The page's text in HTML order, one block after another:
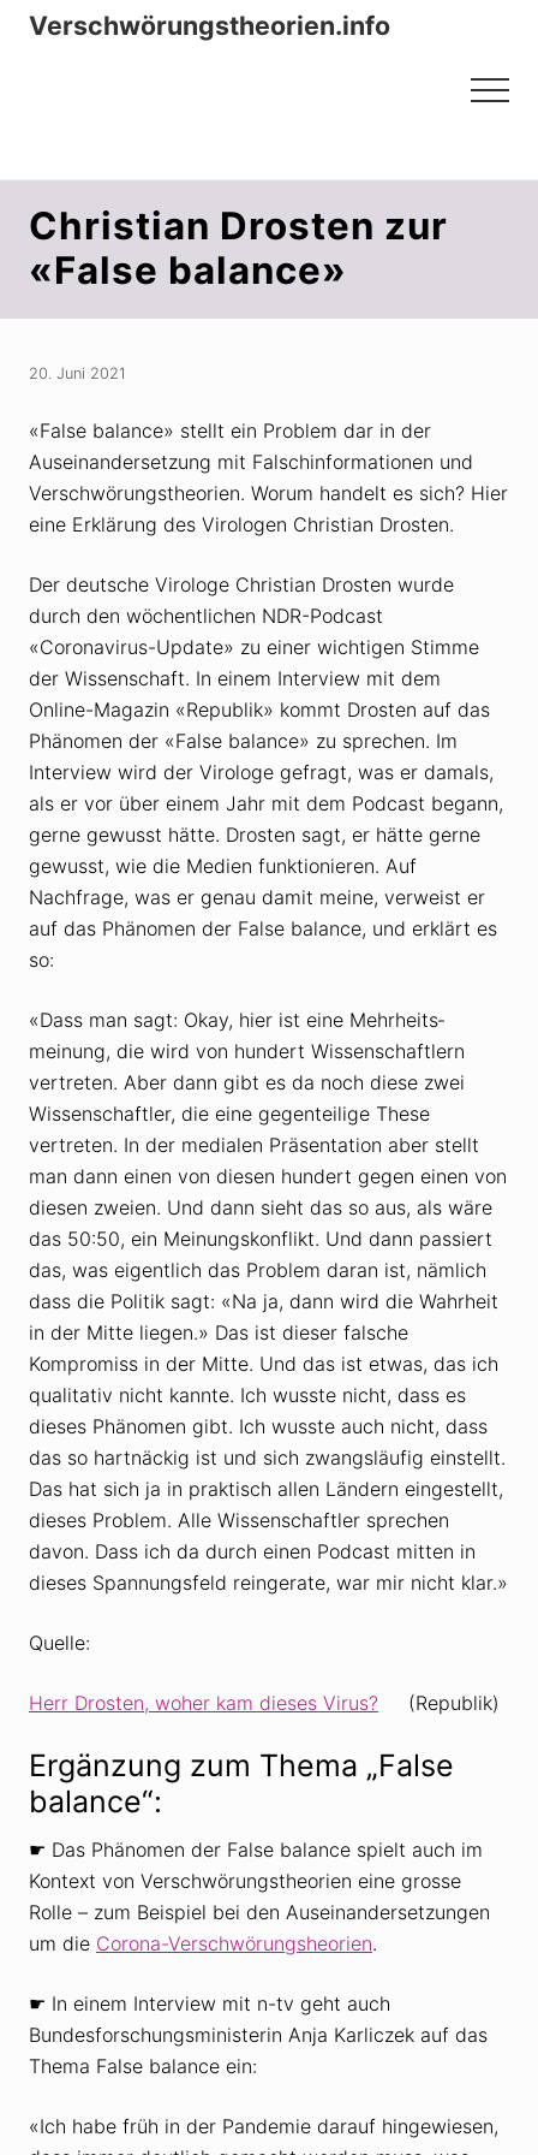
Menu
Zum
ZurVerschwörungstheorien.info
Menu
Christian Drosten zur
«False balance»
20. Juni 2021
«False balance» stellt ein Problem dar in der
Auseinandersetzung mit Falschinformationen und
Verschwörungstheorien. Worum handelt es sich? Hier
eine Erklärung des Virologen Christian Drosten.
Der deutsche Virologe Christian Drosten wurde
durch den wöchentlichen NDR-Podcast
«Coronavirus-Update» zu einer wichtigen Stimme
der Wissenschaft. In einem Interview mit dem
Online-Magazin «Republik» kommt Drosten auf das
Phänomen der «False balance» zu sprechen. Im
Interview wird der Virologe gefragt, was er damals,
als er vor über einem Jahr mit dem Podcast begann,
gerne gewusst hätte. Drosten sagt, er hätte gerne
gewusst, wie die Medien funktionieren. Auf
Nachfrage, was er genau damit meine, verweist er
auf das Phänomen der False balance, und erklärt es
so:
«Dass man sagt: Okay, hier ist eine Mehrheits­
meinung, die wird von hundert Wissenschaftlern
vertreten. Aber dann gibt es da noch diese zwei
Wissenschaftler, die eine gegenteilige These
vertreten. In der medialen Präsentation aber stellt
man dann einen von diesen hundert gegen einen von
diesen zweien. Und dann sieht das so aus, als wäre
das 50:50, ein Meinungs­konflikt. Und dann passiert
das, was eigentlich das Problem daran ist, nämlich
dass die Politik sagt: «Na ja, dann wird die Wahrheit
in der Mitte liegen.» Das ist dieser falsche
Kompromiss in der Mitte. Und das ist etwas, das ich
qualitativ nicht kannte. Ich wusste nicht, dass es
dieses Phänomen gibt. Ich wusste auch nicht, dass
das so hartnäckig ist und sich zwangs­läufig einstellt.
Das hat sich ja in praktisch allen Ländern eingestellt,
dieses Problem. Alle Wissenschaftler sprechen
davon. Dass ich da durch einen Podcast mitten in
dieses Spannungs­feld reingerate, war mir nicht klar.»
Quelle:
Herr Drosten, woher kam dieses Virus? (Republik)
Ergänzung zum Thema „False
balance“:
☛ Das Phänomen der False balance spielt auch im
Kontext von Verschwörungstheorien eine grosse
Rolle – zum Beispiel bei den Auseinandersetzungen
um die Corona-Verschwörungsheorien.
☛ In einem Interview mit n-tv geht auch
Bundesforschungsministerin Anja Karliczek auf das
Thema False balance ein:
«Ich habe früh in der Pandemie darauf hingewiesen,